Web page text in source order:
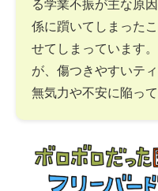
る学業不振が主な原
係に躓いてしまった
せてしまっています
が、傷つきやすいテ
無気力や不安に陥っ